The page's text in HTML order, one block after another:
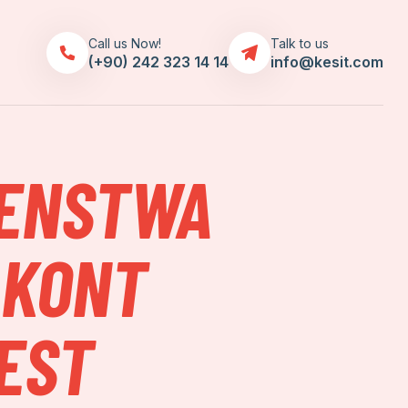
Call us Now!
(+90) 242 323 14 14
Talk to us
info@kesit.com